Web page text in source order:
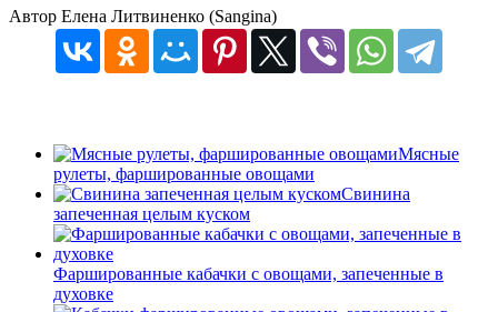
Автор Елена Литвиненко (Sangina)
Мясные
рулеты, фаршированные овощами
Свинина
запеченная целым куском
Фаршированные кабачки с овощами, запеченные в
духовке